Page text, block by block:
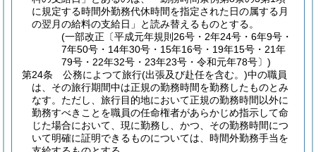
に規定する時間外勤務代休時間を指定された日の属する月
の翌月の給料の支給日」と読み替えるものとする。
(一部改正〔平成元年規則26号・2年24号・6年9号・
7年50号・14年30号・15年16号・19年15号・21年
79号・22年32号・23年23号・令和元年78号〕)
第24条
公務によつて旅行(出張及び赴任を含む。)中の職員
は、その旅行期間中は正規の勤務時間を勤務したものとみ
なす。 ただし、旅行目的地において正規の勤務時間以外に
勤務すべきことを職員の任命権者があらかじめ指示して命
じた場合において、現に勤務し、かつ、その勤務時間につ
いて明確に証明できるものについては、時間外勤務手当を